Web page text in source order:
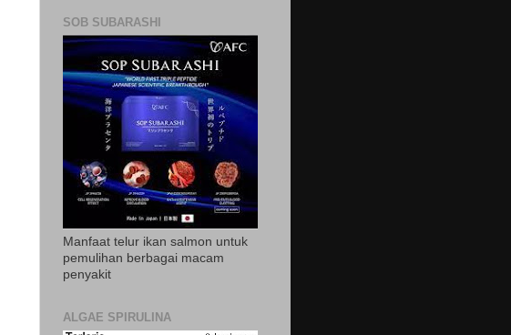
SOB SUBARASHI
Manfaat telur ikan salmon untuk
pemulihan berbagai macam
penyakit
ALGAE SPIRULINA